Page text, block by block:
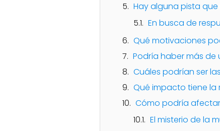
Hay alguna pista
En busca de
Qué motivaciones
Podría haber más de
Cuáles podrían ser
Qué impacto tiene la
Cómo podría
El misterio de la